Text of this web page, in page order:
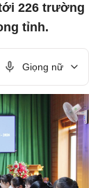
226 trường
tỉnh.
Giọng nữ